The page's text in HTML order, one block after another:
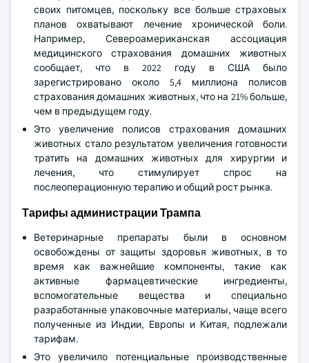
своих питомцев, поскольку все больше страховых
планов охватывают лечение хронической боли.
Например, Североамериканская ассоциация
медицинского страхования домашних животных
сообщает, что в 2022 году в США было
зарегистрировано около 5,4 миллиона полисов
страхования домашних животных, что на 21% больше,
чем в предыдущем году.
Это увеличение полисов страхования домашних
животных стало результатом увеличения готовности
тратить на домашних животных для хирургии и
лечения, что стимулирует спрос на
послеоперационную терапию и общий рост рынка.
Тарифы администрации Трампа
Ветеринарные препараты были в основном
освобождены от защиты здоровья животных, в то
время как важнейшие компоненты, такие как
активные фармацевтические ингредиенты,
вспомогательные вещества и специально
разработанные упаковочные материалы, чаще всего
полученные из Индии, Европы и Китая, подлежали
тарифам.
Это увеличило потенциальные производственные